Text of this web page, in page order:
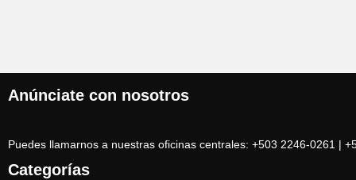
Anúnciate con nosotros
Puedes llamarnos a nuestras oficinas centrales: +503 2246-0261 |
Categorías